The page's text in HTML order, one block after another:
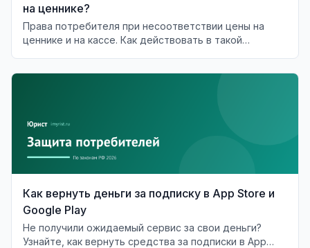
на ценнике?
Права потребителя при несоответствии цены на
ценнике и на кассе. Как действовать в такой
Как вернуть деньги за подписку в App Store и
Google Play
Не получили ожидаемый сервис за свои деньги?
Узнайте, как вернуть средства за подписки в App